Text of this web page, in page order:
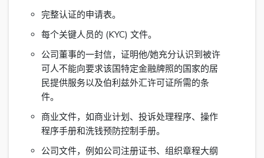
完整认证的申请表。
每个关键人员的 (KYC) 文件。
公司董事的一封信，证明他/她充分认识到被许
可人不能向要求该国特定金融牌照的国家的居
民提供服务以及伯利兹外汇许可证所需的条
件。
商业文件，如商业计划、投诉处理程序、操作
程序手册和洗钱预防控制手册。
公司文件，例如公司注册证书、组织章程大纲